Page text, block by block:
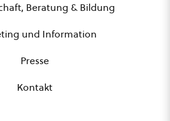
Beratung & Bildung
und Information
Presse
Kontakt